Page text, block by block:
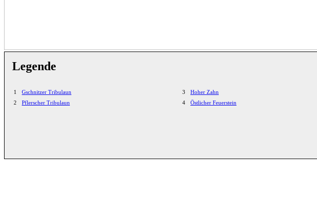
Legende
1
Gschnitzer Tribulaun
2
Pflerscher Tribulaun
3
Hoher Zahn
4
Östlicher Feuerstein